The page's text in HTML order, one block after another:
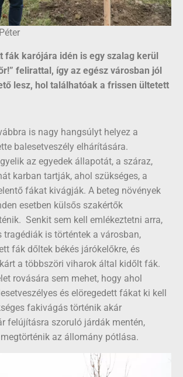
fák karójára idén is egy szalag kerül
felirattal, így az egész városban jól
lesz, hol találhatóak a frissen ültetett
is nagy hangsúlyt helyez a
balesetveszély elhárítására.
az egyedek állapotát, a száraz,
karban tartják, ahol szükséges, a
fákat kivágják. A beteg növények
esetben külsős szakértők
Senkit sem kell emlékeztetni arra,
tragédiák is történtek a városban,
fák dőltek békés járókelőkre, és
a többszöri viharok által kidőlt fák.
rovására sem mehet, hogy ahol
és elöregedett fákat ki kell
fakivágás történik akár
felújításra szoruló járdák mentén,
az állomány pótlása.